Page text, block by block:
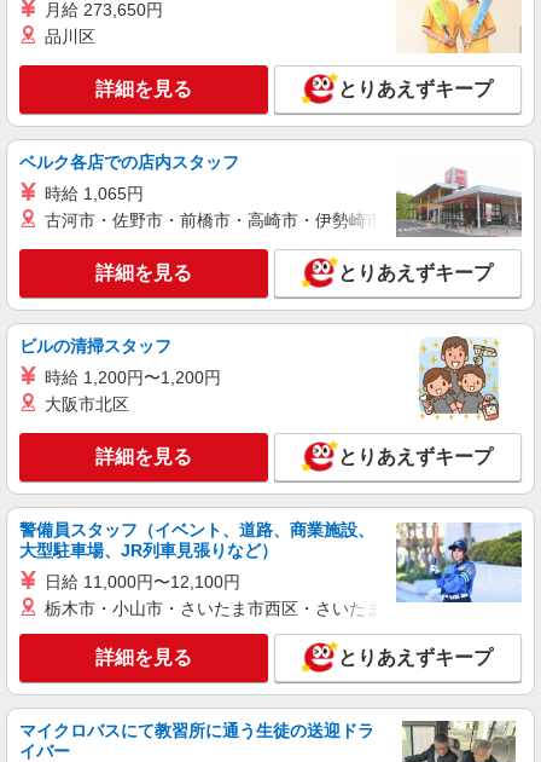
月給 273,650円
品川区
詳細を見る とりあえずキープ
ベルク各店での店内スタッフ
時給 1,065円
古河市・佐野市・前橋市・高崎市・伊勢崎市・太田市・館林市
詳細を見る とりあえずキープ
ビルの清掃スタッフ
時給 1,200円〜1,200円
大阪市北区
詳細を見る とりあえずキープ
警備員スタッフ（イベント、道路、商業施設、
大型駐車場、JR列車見張りなど）
日給 11,000円〜12,100円
栃木市・小山市・さいたま市西区・さいたま市岩槻区・久喜市・
詳細を見る とりあえずキープ
マイクロバスにて教習所に通う生徒の送迎ドラ
イバー